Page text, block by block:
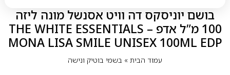
בושם יוניסקס דה וויט אסנשל מונה ליזה
100 מ”ל אדפ – THE WHITE ESSENTIALS
MONA LISA SMILE UNISEX 100ML EDP
עמוד הבית» בשמי בוטיק ונישה